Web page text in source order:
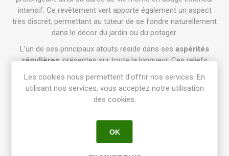
intensif. Ce revêtement vert apporte également un aspect
très discret, permettant au tuteur de se fondre naturellement
dans le décor du jardin ou du potager.
L’un de ses principaux atouts réside dans ses aspérités
régulières, présentes sur toute la longueur. Ces reliefs
empêchant tout glissement et garantissant une stabilité
maximale pour vos plantations. Tous les types de liens sont
compatibles : liens horticoles, attaches rapides, cordelettes,
Les extrémités du tuteur sontspécialement protégées
d'éviter la rouille et d'assurer un enfoncement propre dans le
Les cookies nous permettent d'offrir nos services. En
utilisant nos services, vous acceptez notre utilisation
des cookies.
OK